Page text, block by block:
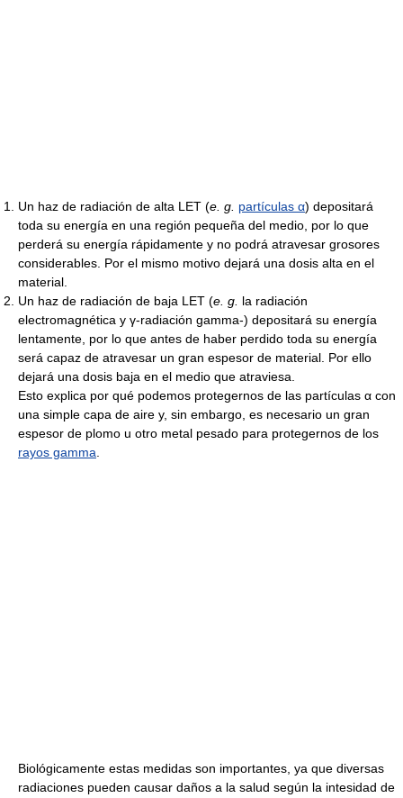
Un haz de radiación de alta LET (e. g. partículas α) depositará
toda su energía en una región pequeña del medio, por lo que
perderá su energía rápidamente y no podrá atravesar grosores
considerables. Por el mismo motivo dejará una dosis alta en el
material.
Un haz de radiación de baja LET (e. g. la radiación
electromagnética y γ-radiación gamma-) depositará su energía
lentamente, por lo que antes de haber perdido toda su energía
será capaz de atravesar un gran espesor de material. Por ello
dejará una dosis baja en el medio que atraviesa.
Esto explica por qué podemos protegernos de las partículas α con
una simple capa de aire y, sin embargo, es necesario un gran
espesor de plomo u otro metal pesado para protegernos de los
rayos gamma
Biológicamente estas medidas son importantes, ya que diversas
radiaciones pueden causar daños a la salud según la intesidad de